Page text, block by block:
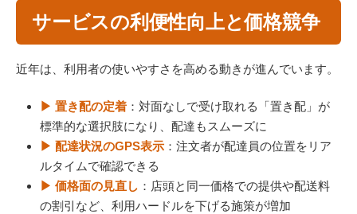
サービスの利便性向上と価格競争
近年は、利用者の使いやすさを高める動きが進んでいます。
▶ 置き配の定着 ：対面なしで受け取れる「置き配」が
標準的な選択肢になり、配達もスムーズに
▶ 配達状況のGPS表示 ：注文者が配達員の位置をリア
ルタイムで確認できる
▶ 価格面の見直し ：店頭と同一価格での提供や配送料
の割引など、利用ハードルを下げる施策が増加